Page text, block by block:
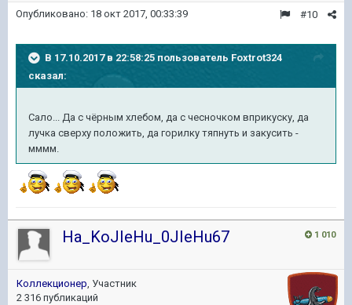
#10
Опубликовано: 18 окт 2017, 00:33:39
В 17.10.2017 в 22:58:25 пользователь Foxtrot324
сказал:
Сало... Да с чёрным хлебом, да с чесночком вприкуску, да
лучка сверху положить, да горилку тяпнуть и закусить -
мммм.
1 010
Ha_KoJIeHu_0JIeHu67
Коллекционер, Участник
2 316 публикаций